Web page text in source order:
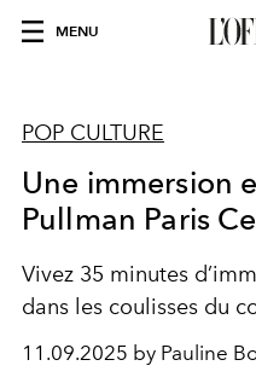
MENU
POP CULTURE
Une immersion
Pullman Paris
Vivez 35 minutes
dans les coulisses du
11.09.2025 by Pauline